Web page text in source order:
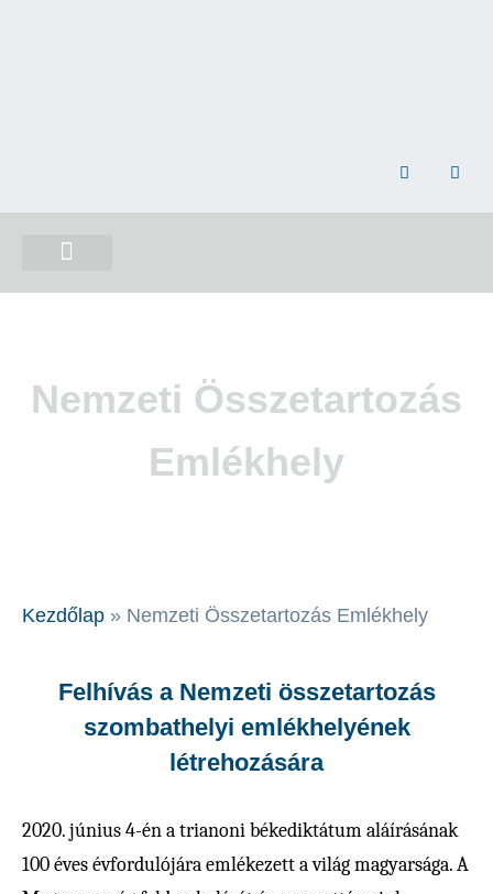
Nemzeti Összetartozás
Emlékhely
Kezdőlap » Nemzeti Összetartozás Emlékhely
Felhívás a Nemzeti összetartozás
szombathelyi emlékhelyének
létrehozására
2020. június 4-én a trianoni békediktátum aláírásának
100 éves évfordulójára emlékezett a világ magyarsága. A